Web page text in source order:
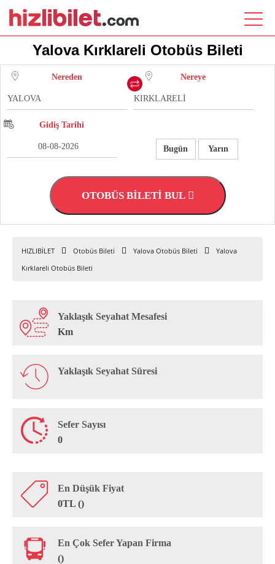
Yalova Kırklareli Otobüs Bileti
Nereden Nereye
Gidiş Tarihi
Bugün Yarın
OTOBÜS BİLETİ BUL
HIZLIBİLET Otobüs Bileti Yalova Otobüs Bileti
Yalova
Kırklareli Otobüs Bileti
Yaklaşık Seyahat Mesafesi
Km
Yaklaşık Seyahat Süresi
Sefer Sayısı
0
En Düşük Fiyat
0TL ()
En Çok Sefer Yapan Firma
()